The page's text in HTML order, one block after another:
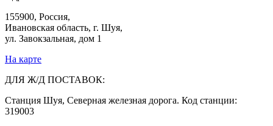
155900, Россия,
Ивановская область, г. Шуя,
ул. Завокзальная, дом 1
На карте
ДЛЯ Ж/Д ПОСТАВОК:
Станция Шуя, Северная железная дорога. Код станции:
319003